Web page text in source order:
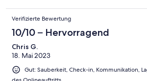
Verifizierte Bewertung
10/10 – Hervorragend
Chris G.
18. Mai 2023
Gut: Sauberkeit, Check-in, Kommunikation,